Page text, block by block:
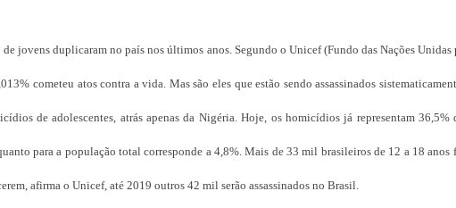
jovens duplicaram no país nos últimos anos. Segundo o Unicef (Fundo das Nações
cometeu atos contra a vida. Mas são eles que estão sendo assassinados
de adolescentes, atrás apenas da Nigéria. Hoje, os homicídios já representam 36,5%
para a população total corresponde a 4,8%. Mais de 33 mil brasileiros de 12 a 18 anos
afirma o Unicef, até 2019 outros 42 mil serão assassinados no Brasil.